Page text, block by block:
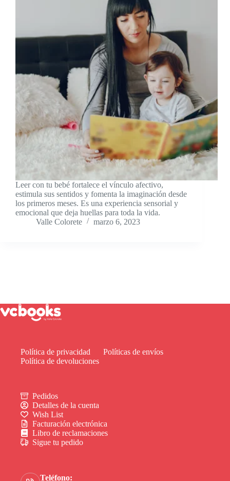
Leer con tu bebé fortalece el vínculo afectivo,
estimula sus sentidos y fomenta la imaginación desde
los primeros meses. Es una experiencia sensorial y
emocional que deja huellas para toda la vida.
Valle Colorete
marzo 6, 2023
Política de privacidad
Políticas de envíos
Política de devoluciones
Pedidos
Detalles de la cuenta
Wish List
Facturación electrónica
Libro de reclamaciones
Sigue tu pedido
Teléfono: